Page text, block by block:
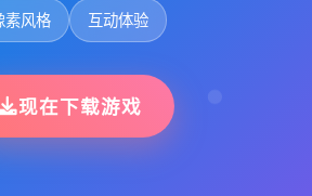
素风格 互动体验
现在下载游戏